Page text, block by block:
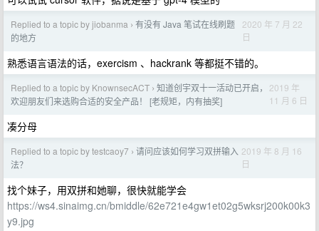
Replied to a topic by jiobanma › 有没有 Java 笔试在线刷题
的地方
2020 年 7 月 22
日
熟悉语言语法的话，exercism 、hackrank 等都挺不错的。
Replied to a topic by KnownsecACT › 知道创宇双十一活动已开启，
欢迎朋友们来选购合适的安全产品！ [老规矩，内有抽奖]
2019 年
11 月 6 日
凑分母
Replied to a topic by testcaoy7 › 请问应该如何学习双拼输入
法？
2019 年 8 月 16
日
找个妹子，用双拼和她聊，很快就能学会
https://ws4.sinaimg.cn/bmiddle/62e721e4gw1et02g5wksrj200k00k3
y9.jpg